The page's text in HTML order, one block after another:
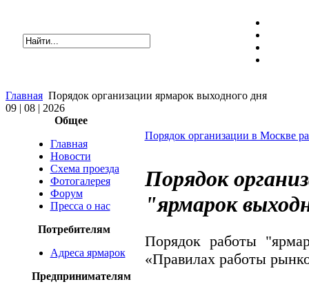
Главная Порядок организации ярмарок выходного дня
09 | 08 | 2026
Общее
Главная
Новости
Схема проезда
Фотогалерея
Форум
Пресса о нас
Потребителям
Адреса ярмарок
Предпринимателям
Порядок организации в Москве
Порядок
"ярмарок
Порядок работы
«Правилах работы